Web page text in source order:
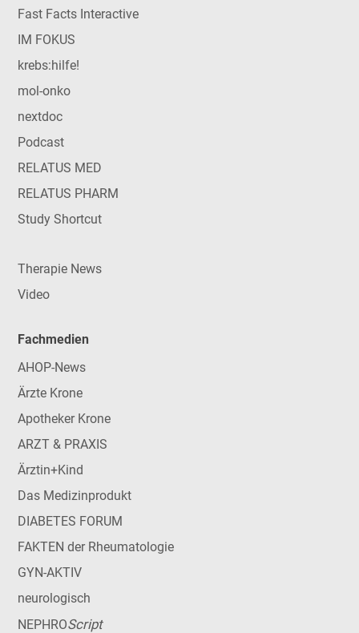
Fast Facts Interactive
IM FOKUS
krebs:hilfe!
mol-onko
nextdoc
Podcast
RELATUS MED
RELATUS PHARM
Study Shortcut
Therapie News
Video
Fachmedien
AHOP-News
Ärzte Krone
Apotheker Krone
ARZT & PRAXIS
Ärztin+Kind
Das Medizinprodukt
DIABETES FORUM
FAKTEN der Rheumatologie
GYN-AKTIV
neurologisch
NEPHROScript